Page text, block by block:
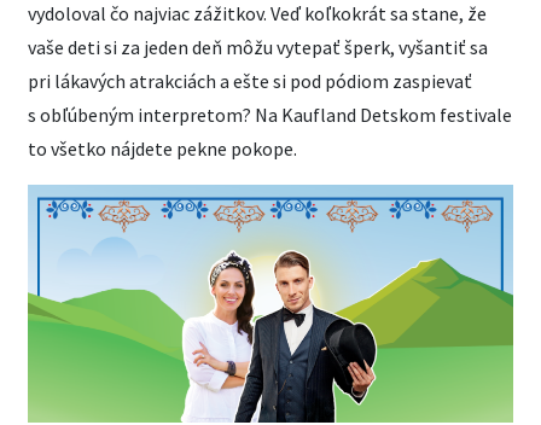
vydoloval čo najviac zážitkov. Veď koľkokrát sa stane, že
vaše deti si za jeden deň môžu vytepať šperk, vyšantiť sa
pri lákavých atrakciách a ešte si pod pódiom zaspievať
s obľúbeným interpretom? Na Kaufland Detskom festivale
to všetko nájdete pekne pokope.